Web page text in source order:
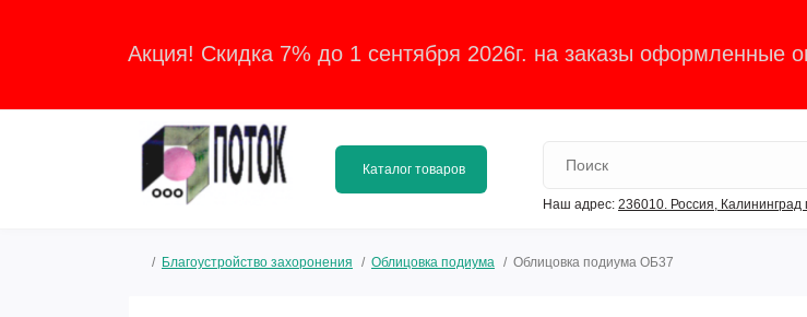
Акция! Скидка 7% до 1 сентября 2026г. на заказы оформленные
Каталог товаров
Наш адрес: 236010. Россия,
Благоустройство захоронения Облицовка подиума Облицовка подиума ОБ37